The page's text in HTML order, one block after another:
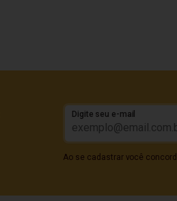
Digite seu e-mail
Ao se cadastrar você